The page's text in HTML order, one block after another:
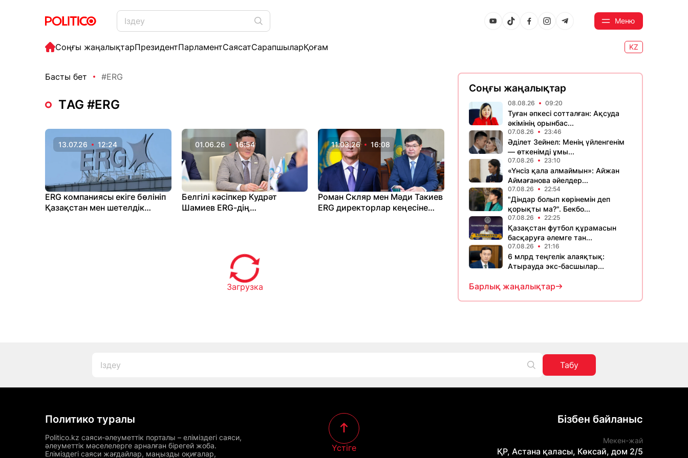
Меню
Соңғы жаңалықтарПрезидентПарламентСаясатСарапшыларҚоғам KZ
Басты бет #ERG
ТAG #ERG
13.07.26 12:24
ERG компаниясы екіге бөлініп
Қазақстан мен шетелдік
01.06.26 16:54
Белгілі кәсіпкер Кудрәт
Шамиев ERG-дің
11.03.26 16:08
Роман Скляр мен Мәди Такиев
ERG директорлар кеңесіне
Загрузка
Соңғы жаңалықтар
08.08.26 09:20
Туған әпкесі сотталған: Ақсуда
әкімінің орынбас...
07.08.26 23:46
Әділет Зейнел: Менің үйленгенім
— өткенімді ұмы...
07.08.26 23:10
«Үнсіз қала алмаймын»: Айжан
Аймағанова әйелдер...
07.08.26 22:54
"Діндар болып көрінемін деп
қорықты ма?". Бекбо...
07.08.26 22:25
Қазақстан футбол құрамасын
басқаруға әлемге тан...
07.08.26 21:16
6 млрд теңгелік алаяқтық:
Атырауда экс-басшылар...
Барлық жаңалықтар
Табу
Политико туралы
Politico.kz саяси-әлеуметтік порталы – еліміздегі саяси,
әлеуметтік мәселелерге арналған бірегей жоба.
Еліміздегі саяси жағдайлар, маңызды оқиғалар,
Үстіге
Бізбен байланыс
Мекен-жай
ҚР, Астана қаласы, Көксай, дом 2/5